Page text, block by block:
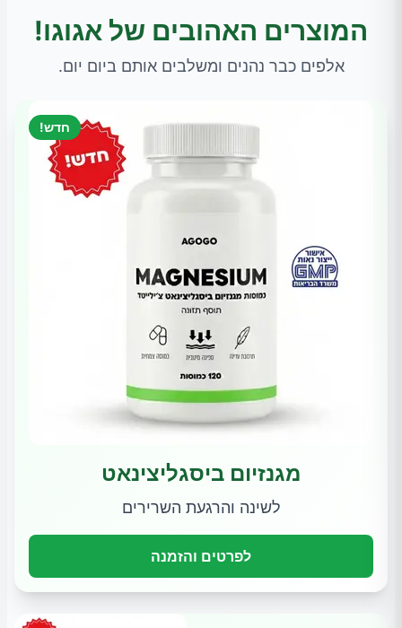
המוצרים האהובים של אגוגו!
אלפים כבר נהנים ומשלבים אותם ביום יום.
חדש!
מגנזיום ביסגליצינאט
לשינה והרגעת השרירים
לפרטים והזמנה